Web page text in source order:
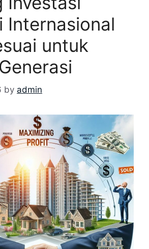
Internasional
untuk
by admin